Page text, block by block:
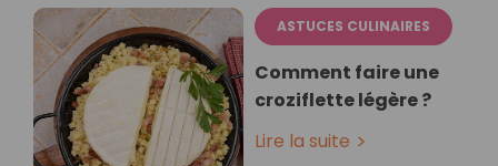
ASTUCES CULINAIRES
Comment faire une
croziflette légère ?
Lire la suite